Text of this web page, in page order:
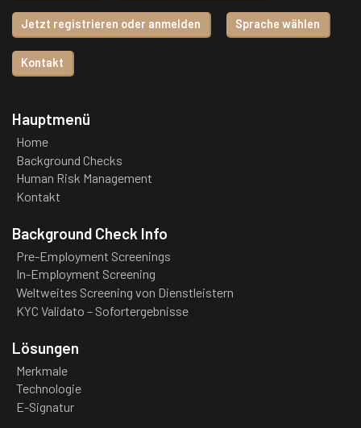
Jetzt registrieren oder anmelden Sprache wählen
Kontakt
Hauptmenü
Home
Background Checks
Human Risk Management
Kontakt
Background Check Info
Pre-Employment Screenings
In-Employment Screening
Weltweites Screening von Dienstleistern
KYC Validato – Sofortergebnisse
Lösungen
Merkmale
Technologie
E-Signatur